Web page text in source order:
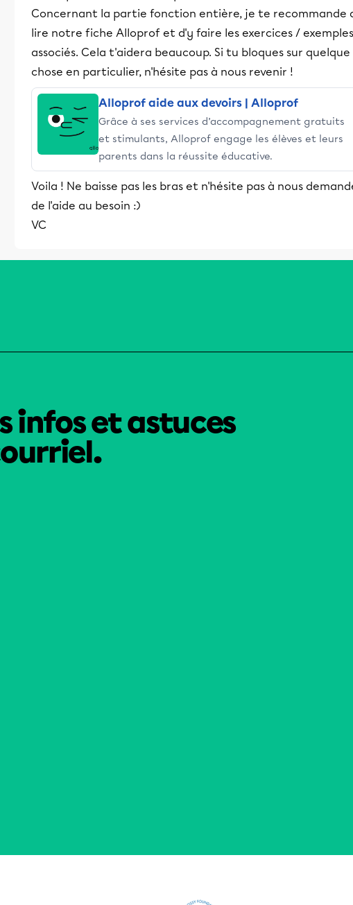
Concernant la partie fonction entière, je te recommande
lire notre fiche Alloprof et d'y faire les exercices / exemples
associés. Cela t'aidera beaucoup. Si tu bloques sur quelque
chose en particulier, n'hésite pas à nous revenir !
Alloprof aide aux devoirs | Alloprof
Grâce à ses services d’accompagnement gratuits
et stimulants, Alloprof engage les élèves et leurs
parents dans la réussite éducative.
Voila ! Ne baisse pas les bras et n'hésite pas à nous
de l'aide au besoin :)
VC
infos et astuces